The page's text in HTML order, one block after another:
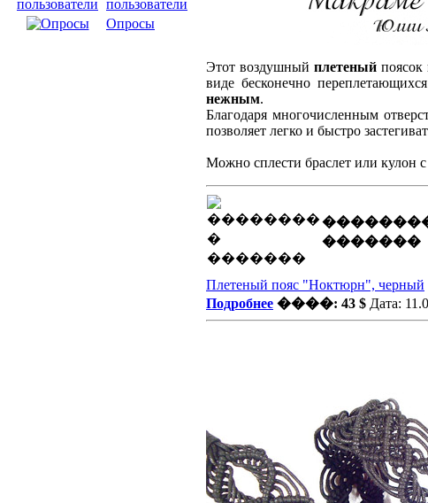
пользователи
Опросы
Этот воздушный плетеныйпоясок
виде бесконечно
нежным.
Благодаря многочисленным
позволяет легко и быстро
Можно сплести браслет или кулон
�������
Плетеный пояс "Ноктюрн", черный
Подробнее ����: 43 $ Дата: